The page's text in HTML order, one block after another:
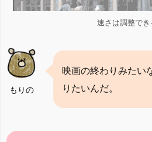
速さは調整でき
もりの
映画の終わりみたい
りたいんだ。